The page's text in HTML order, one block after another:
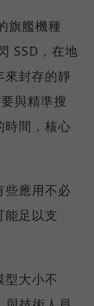
旗艦機種
SSD，在地
來封存的靜
與精準搜
時間，核心
些應用不必
能足以支
型大小不